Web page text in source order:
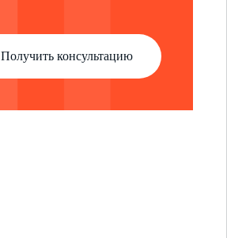
Получить консультацию